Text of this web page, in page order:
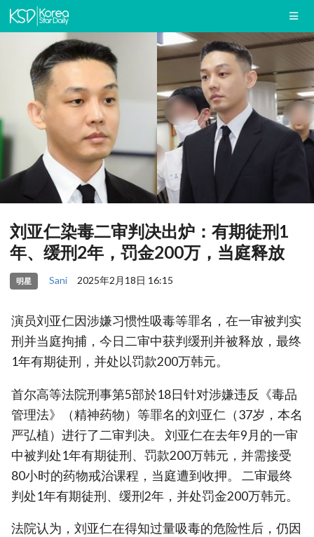
刘亚仁染毒二审判决出炉：有期徒刑1
年、缓刑2年，罚金200万，当庭释放
明星 Sani 2025年2月18日 16:15
演员刘亚仁因涉嫌习惯性吸毒等罪名，在一审被判实
刑并当庭拘捕，今日二审中获判缓刑并被释放，最终
1年有期徒刑，并处以罚款200万韩元。
首尔高等法院刑事第5部於18日针对涉嫌违反《毒品
管理法》（精神药物）等罪名的刘亚仁（37岁，本名
严弘植）进行了二审判决。 刘亚仁在去年9月的一审
中被判处1年有期徒刑、罚款200万韩元，并需接受
80小时的药物戒治课程，当庭遭到收押。 二审最终
判处1年有期徒刑、缓刑2年，并处罚金200万韩元。
法院认为，刘亚仁在得知过量吸毒的危险性后，仍因